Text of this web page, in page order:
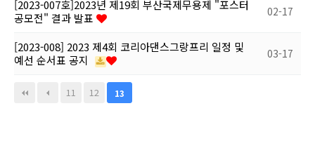
[2023-007호]2023년 제19회 부산국제무용제 "포스터
공모전" 결과 발표
02-17
[2023-008] 2023 제4회 코리아댄스그랑프리 일정 및
예선 순서표 공지
03-17
11 12 13